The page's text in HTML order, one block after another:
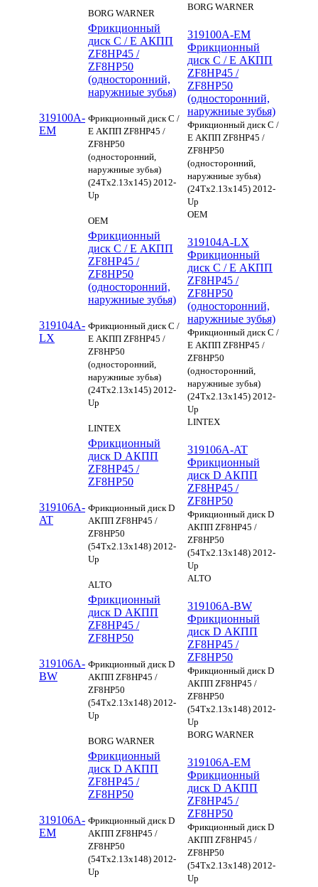
BORG WARNER
BORG WARNER
319100A-
EM
Фрикционный
диск C / E АКПП
ZF8HP45 /
ZF8HP50
(односторонний,
наружниые зубья)
Фрикционный диск C /
E АКПП ZF8HP45 /
ZF8HP50
(односторонний,
наружниые зубья)
(24Tx2.13x145) 2012-
Up
OEM
319100A-EM
Фрикционный
диск C / E АКПП
ZF8HP45 /
ZF8HP50
(односторонний,
наружниые зубья)
Фрикционный диск C /
E АКПП ZF8HP45 /
ZF8HP50
(односторонний,
наружниые зубья)
(24Tx2.13x145) 2012-
Up
OEM
319104A-
LX
Фрикционный
диск C / E АКПП
ZF8HP45 /
ZF8HP50
(односторонний,
наружниые зубья)
Фрикционный диск C /
E АКПП ZF8HP45 /
ZF8HP50
(односторонний,
наружниые зубья)
(24Tx2.13x145) 2012-
Up
LINTEX
319104A-LX
Фрикционный
диск C / E АКПП
ZF8HP45 /
ZF8HP50
(односторонний,
наружниые зубья)
Фрикционный диск C /
E АКПП ZF8HP45 /
ZF8HP50
(односторонний,
наружниые зубья)
(24Tx2.13x145) 2012-
Up
LINTEX
319106A-
AT
Фрикционный
диск D АКПП
ZF8HP45 /
ZF8HP50
Фрикционный диск D
АКПП ZF8HP45 /
ZF8HP50
(54Tx2.13x148) 2012-
Up
ALTO
319106A-AT
Фрикционный
диск D АКПП
ZF8HP45 /
ZF8HP50
Фрикционный диск D
АКПП ZF8HP45 /
ZF8HP50
(54Tx2.13x148) 2012-
Up
ALTO
319106A-
BW
Фрикционный
диск D АКПП
ZF8HP45 /
ZF8HP50
Фрикционный диск D
АКПП ZF8HP45 /
ZF8HP50
(54Tx2.13x148) 2012-
Up
BORG WARNER
319106A-BW
Фрикционный
диск D АКПП
ZF8HP45 /
ZF8HP50
Фрикционный диск D
АКПП ZF8HP45 /
ZF8HP50
(54Tx2.13x148) 2012-
Up
BORG WARNER
319106A-
EM
Фрикционный
диск D АКПП
ZF8HP45 /
ZF8HP50
Фрикционный диск D
АКПП ZF8HP45 /
ZF8HP50
(54Tx2.13x148) 2012-
Up
319106A-EM
Фрикционный
диск D АКПП
ZF8HP45 /
ZF8HP50
Фрикционный диск D
АКПП ZF8HP45 /
ZF8HP50
(54Tx2.13x148) 2012-
Up